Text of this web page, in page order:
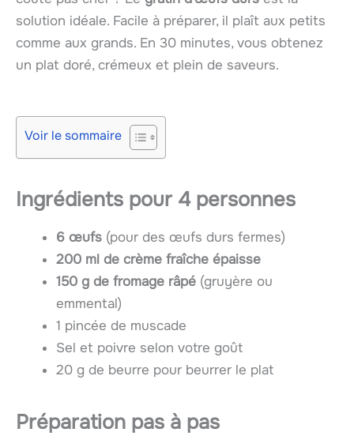
solution idéale. Facile à préparer, il plaît aux petits
comme aux grands. En 30 minutes, vous obtenez
un plat doré, crémeux et plein de saveurs.
Voir le sommaire
Ingrédients pour 4 personnes
6 œufs (pour des œufs durs fermes)
200 ml de crème fraîche épaisse
150 g de fromage râpé (gruyère ou
emmental)
1 pincée de muscade
Sel et poivre selon votre goût
20 g de beurre pour beurrer le plat
Préparation pas à pas